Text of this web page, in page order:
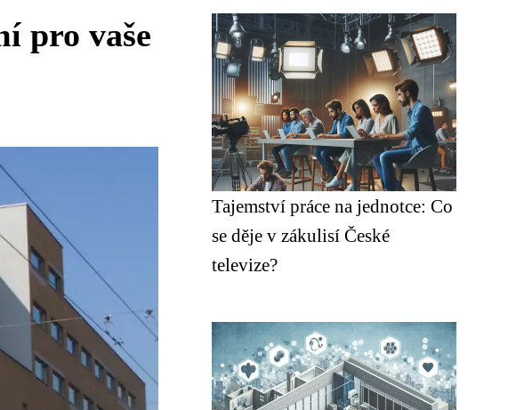
pro vaše
Tajemství práce na jednotce: Co
se děje v zákulisí České
televize?